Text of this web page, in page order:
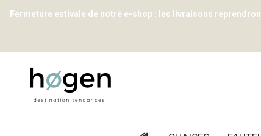
Fermeture estivale de notre e-shop : les livraisons